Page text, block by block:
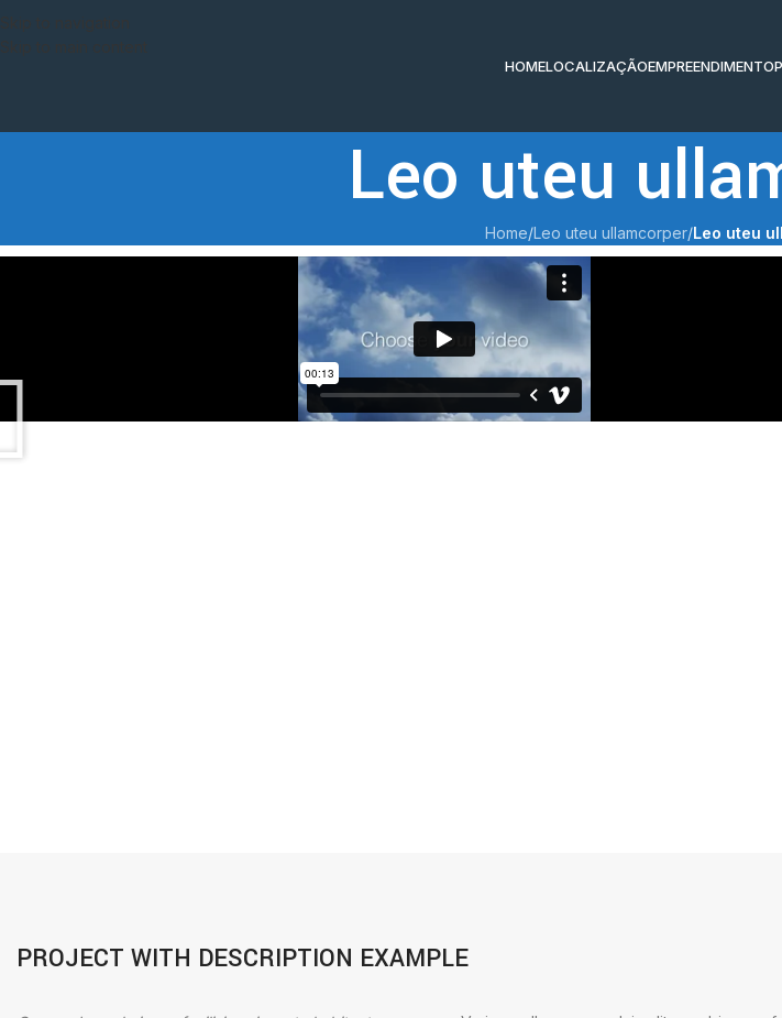
HOMELOCALIZAÇÃOEMPREENDIMENTO
Leo uteu
Home/Leo uteu ullamcorper/Leo uteu
PROJECT WITH DESCRIPTION EXAMPLE